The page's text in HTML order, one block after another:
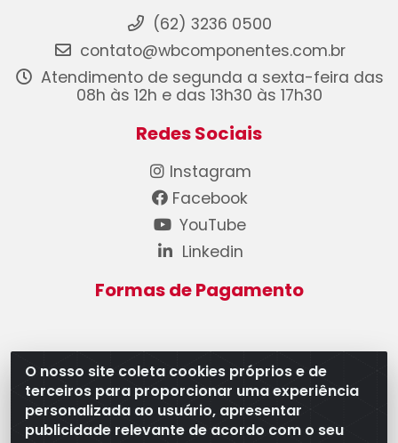
O nosso site coleta cookies próprios e de
terceiros para proporcionar uma experiência
personalizada ao usuário, apresentar
publicidade relevante de acordo com o seu
(62) 3236 0500
contato@wbcomponentes.com.br
Atendimento de segunda a sexta-feira das
08h às 12h e das 13h30 às 17h30
Redes Sociais
Instagram
Facebook
YouTube
Linkedin
Formas de Pagamento
WB Componentes Automotivos LTDA - CNPJ
08.528.393/0001-12 - Rua do Níquel, 667 - Parque
Oeste Industrial, Goiânia/GO - CEP 74375-660